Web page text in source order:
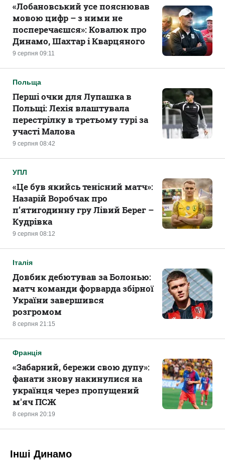
9 серпня 09:11
«Лобановський усе пояснював
мовою цифр – з ними не
посперечаєшся»: Ковалюк про
Динамо, Шахтар і Кварцяного
Польща
9 серпня 08:42
Перші очки для Лупашка в
Польщі: Лехія влаштувала
перестрілку в третьому турі за
участі Малова
УПЛ
9 серпня 08:12
«Це був якийсь тенісний матч»:
Назарій Воробчак про
п’ятигодинну гру Лівий Берег –
Кудрівка
Італія
8 серпня 21:15
Довбик дебютував за Болонью:
матч команди форварда збірної
України завершився
розгромом
Франція
8 серпня 20:19
«Забарний, бережи свою дупу»:
фанати знову накинулися на
українця через пропущений
м'яч ПСЖ
Інші Динамо